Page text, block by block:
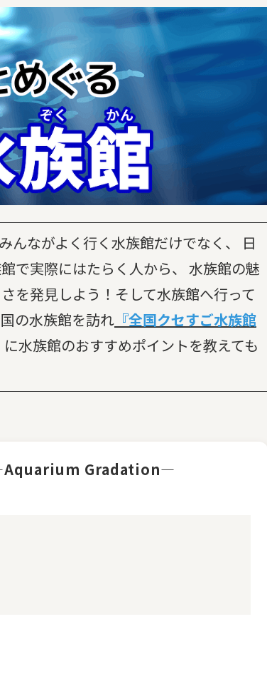
んながよく行く水族館だけでなく、 日
で実際にはたらく人から、 水族館の魅
を発見しよう！そして水族館へ行って
の水族館を訪れ 『全国クセすご水族館
水族館のおすすめポイントを教えても
―Aquarium Gradation―